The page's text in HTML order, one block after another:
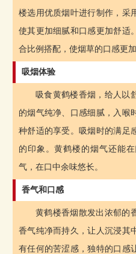
楼选用优质烟叶进行制作，采
使其更加细腻和口感更加舒适
合比例搭配，使烟草的口感更
吸烟体验
吸食黄鹤楼香烟，给人以
的烟气纯净、口感细腻，入喉
种舒适的享受。吸烟时的满足
的印象。黄鹤楼的烟气还能
气，在口中余味悠长。
香气和口感
黄鹤楼香烟散发出浓郁的
香气纯净而持久，让人沉浸其
有任何的苦涩感，独特的口感